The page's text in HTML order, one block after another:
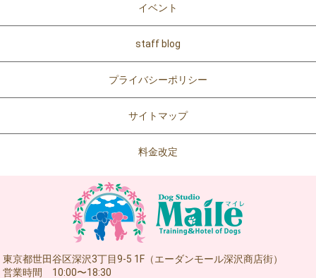
イベント
staff blog
プライバシーポリシー
サイトマップ
料金改定
東京都世田谷区深沢3丁目9-5 1F（エーダンモール深沢商店街）
営業時間 10:00〜18:30